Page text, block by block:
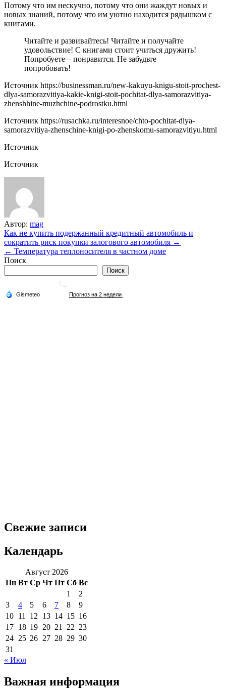
Потому что им нескучно, потому что они жаждут новых и
новых знаний, потому что им уютно находится рядышком с
книгами.
Читайте и развивайтесь! Читайте и получайте
удовольствие! С книгами стоит учиться дружить!
Попробуете – понравится. Не забудьте
попробовать!
Источник https://businessman.ru/new-kakuyu-knigu-stoit-prochest-
dlya-samorazvitiya-kakie-knigi-stoit-pochitat-dlya-samorazvitiya-
zhenshhine-muzhchine-podrostku.html
Источник https://rusachka.ru/interesnoe/chto-pochitat-dlya-
samorazvitiya-zhenschine-knigi-po-zhenskomu-samorazvitiyu.html
Источник
Источник
Автор: mag
Навигация
по
записям
Как не купить подержанный кредитный автомобиль и
сократить риск покупки залогового автомобиля →
← Температура теплоносителя в частном доме
Поиск
Поиск
Свежие записи
Календарь
Август 2026
Пн Вт Ср Чт Пт Сб Вс
1
2
3
4 5 6 7 8
9
10 11 12 13 14 15 16
17 18 19 20 21 22 23
24 25 26 27 28 29 30
31
« Июл
Важная информация